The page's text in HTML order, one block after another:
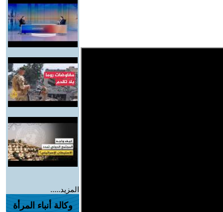
المزيد.....
وكالة أنباء المرأة